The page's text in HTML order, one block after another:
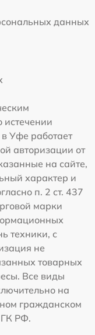
данных
истечении
Уфе работает
авторизации от
на сайте,
характер и
п. 2 ст. 437
марки
техники, с
не
товарных
Все виды
на
гражданском
ГК РФ.